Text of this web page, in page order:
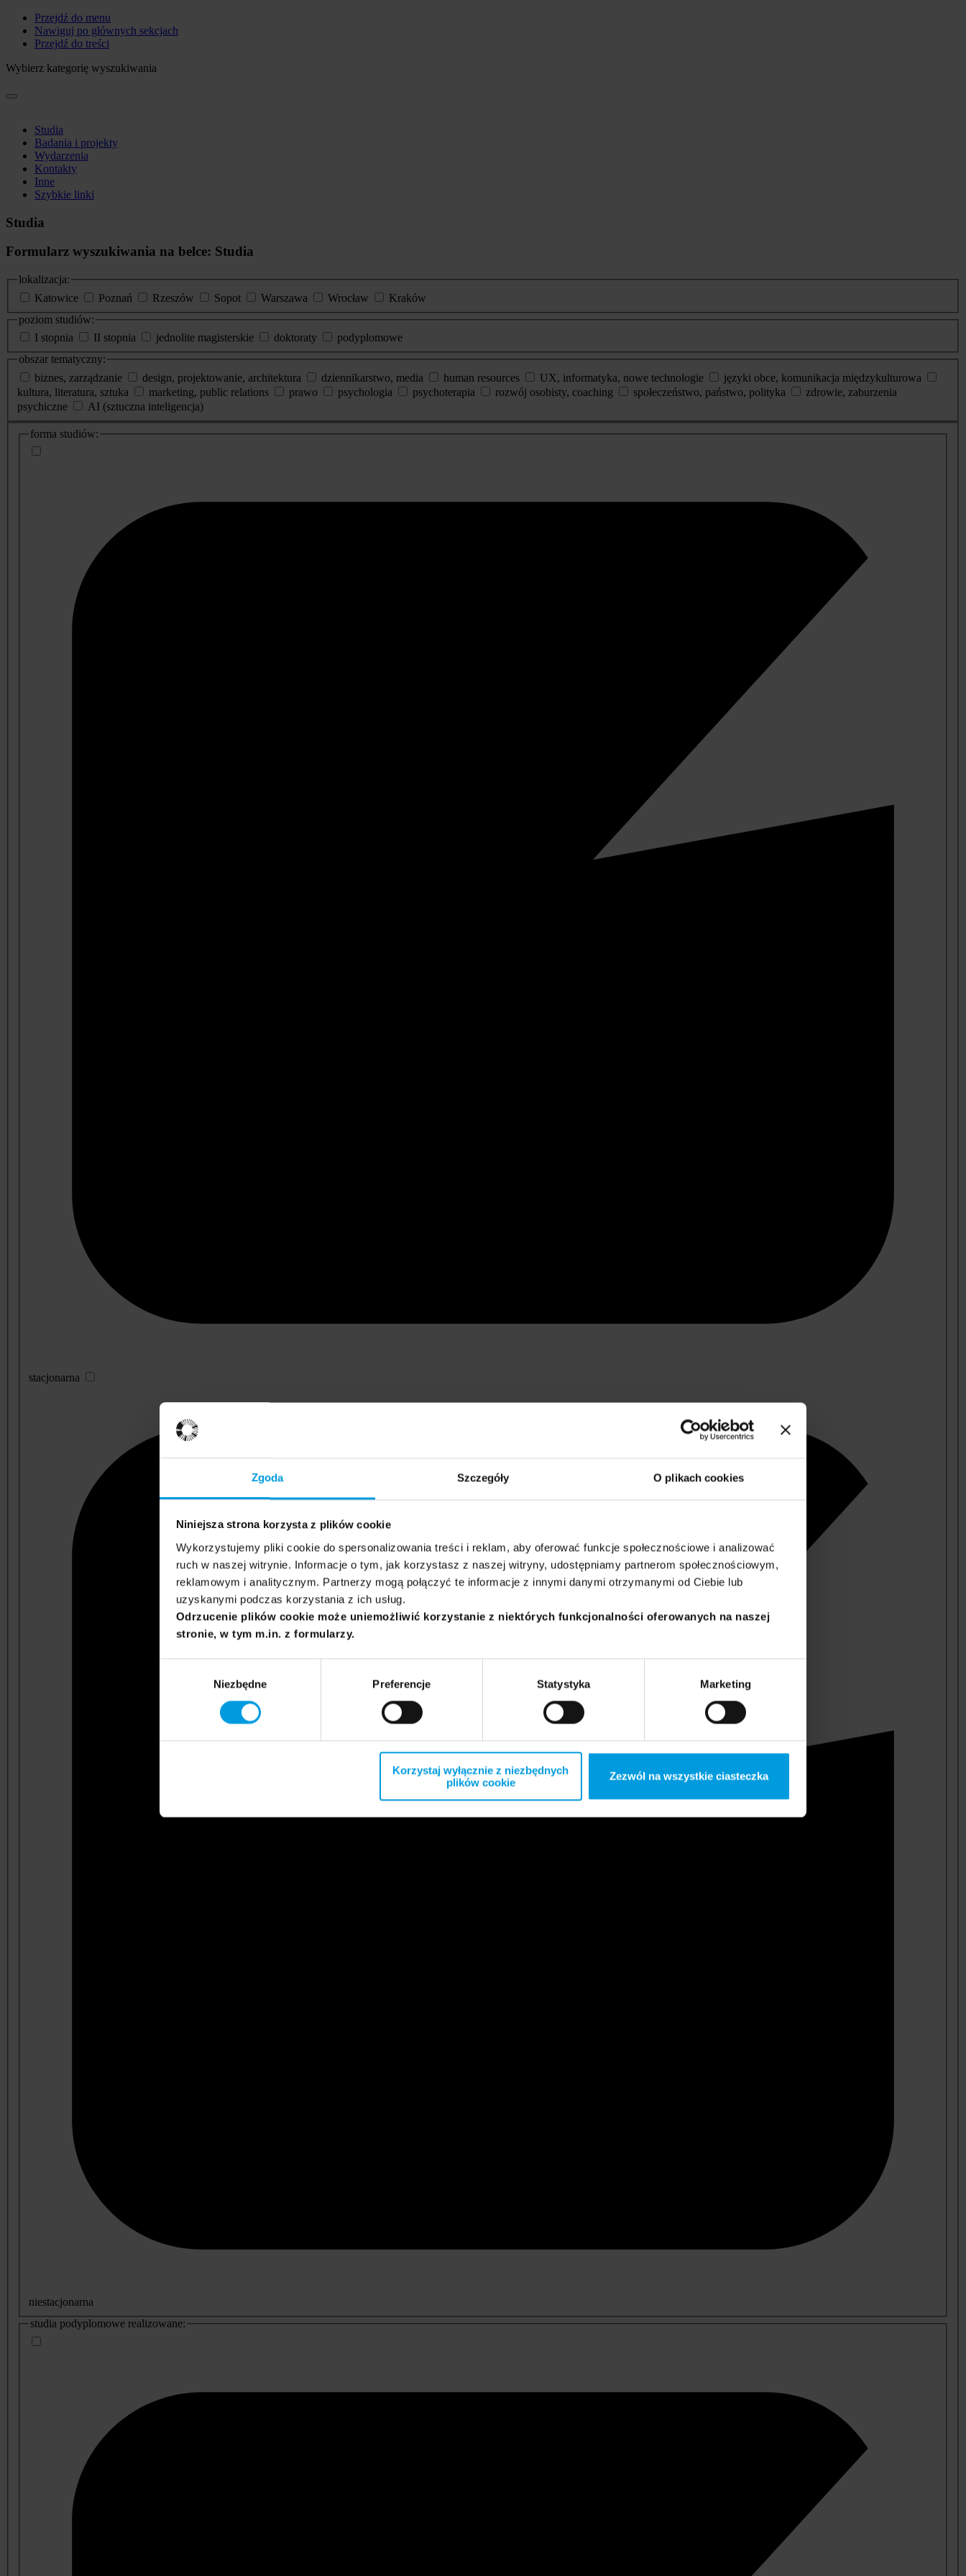
Zgoda Szczegóły O plikach cookies
Niniejsza strona korzysta z plików cookie
Wykorzystujemy pliki cookie do spersonalizowania treści i reklam, aby oferować funkcje społecznościowe i analizować
ruch w naszej witrynie. Informacje o tym, jak korzystasz z naszej witryny, udostępniamy partnerom społecznościowym,
reklamowym i analitycznym. Partnerzy mogą połączyć te informacje z innymi danymi otrzymanymi od Ciebie lub
uzyskanymi podczas korzystania z ich usług.
Odrzucenie plików cookie może uniemożliwić korzystanie z niektórych funkcjonalności oferowanych na naszej
stronie, w tym m.in. z formularzy.
Niezbędne Preferencje Statystyka Marketing
Korzystaj wyłącznie z niezbędnych
plików cookie
Zezwól na wszystkie ciasteczka
Przejdź do menu
Nawiguj po głównych sekcjach
Przejdź do treści
Wybierz kategorię wyszukiwania
Studia
Badania i projekty
Wydarzenia
Kontakty
Inne
Szybkie linki
Studia
Formularz wyszukiwania na belce: Studia
lokalizacja:
Katowice
Poznań Rzeszów Sopot Warszawa Wrocław
Kraków
poziom studiów:
I stopnia
II stopnia jednolite magisterskie doktoraty
podyplomowe
obszar tematyczny:
biznes, zarządzanie
design, projektowanie, architektura dziennikarstwo, media human resources UX, informatyka, nowe technologie
języki obce, komunikacja międzykulturowa
kultura, literatura, sztuka
marketing, public relations prawo psychologia psychoterapia rozwój osobisty, coaching społeczeństwo, państwo, polityka
zdrowie, zaburzenia
psychiczne
AI (sztuczna inteligencja)
dodatkowe
informacje
forma studiów:
stacjonarna
niestacjonarna
studia podyplomowe realizowane: